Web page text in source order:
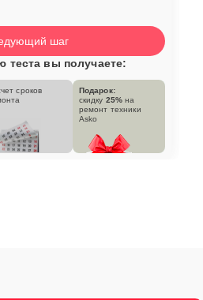
шаг
теста вы получаете:
сроков
Подарок:
скидку 25% на
ремонт техники
Asko